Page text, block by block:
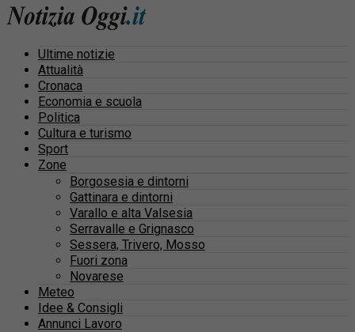
Ultime notizie
Attualità
Cronaca
Economia e scuola
Politica
Cultura e turismo
Sport
Zone
Borgosesia e dintorni
Gattinara e dintorni
Varallo e alta Valsesia
Serravalle e Grignasco
Sessera, Trivero, Mosso
Fuori zona
Novarese
Meteo
Idee & Consigli
Annunci Lavoro